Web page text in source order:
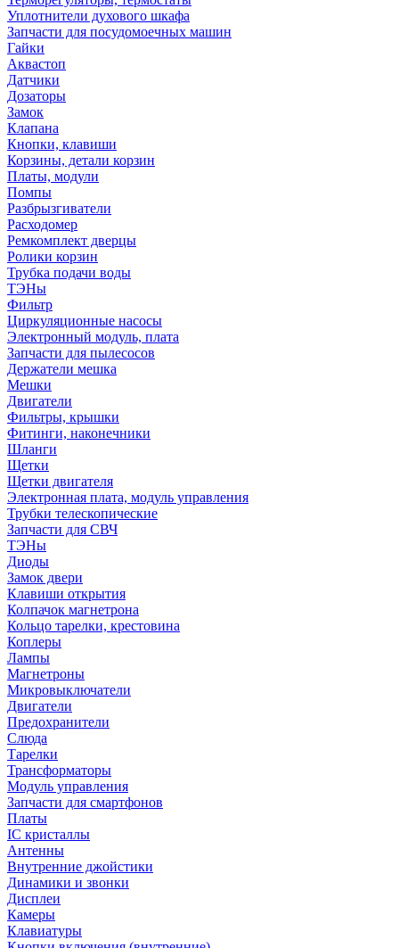
Уплотнители духового шкафа
Запчасти для посудомоечных машин
Гайки
Аквастоп
Датчики
Дозаторы
Замок
Клапана
Кнопки, клавиши
Корзины, детали корзин
Платы, модули
Помпы
Разбрызгиватели
Расходомер
Ремкомплект дверцы
Ролики корзин
Трубка подачи воды
ТЭНы
Фильтр
Циркуляционные насосы
Электронный модуль, плата
Запчасти для пылесосов
Держатели мешка
Мешки
Двигатели
Фильтры, крышки
Фитинги, наконечники
Шланги
Щетки
Щетки двигателя
Электронная плата, модуль управления
Трубки телескопические
Запчасти для СВЧ
ТЭНы
Диоды
Замок двери
Клавиши открытия
Колпачок магнетрона
Кольцо тарелки, крестовина
Коплеры
Лампы
Магнетроны
Микровыключатели
Двигатели
Предохранители
Слюда
Тарелки
Трансформаторы
Модуль управления
Запчасти для смартфонов
Платы
IC кристаллы
Антенны
Внутренние джойстики
Динамики и звонки
Дисплеи
Камеры
Клавиатуры